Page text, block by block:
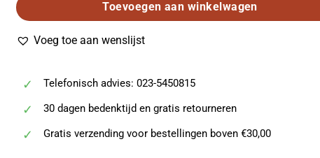
Toevoegen aan winkelwagen
Voeg toe aan wenslijst
Telefonisch advies: 023-5450815
30 dagen bedenktijd en gratis retourneren
Gratis verzending voor bestellingen boven €30,00